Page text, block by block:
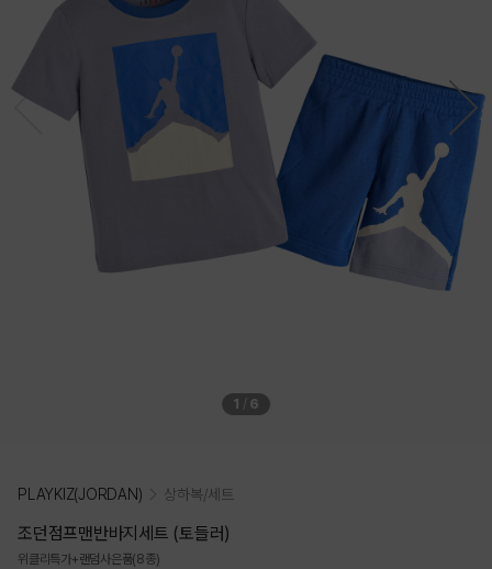
1 / 6
PLAYKIZ(JORDAN) 상하복/세트
조던점프맨반바지세트 (토들러)
위클리특가+랜덤사은품(8종)